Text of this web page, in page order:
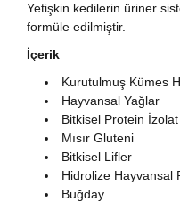
Yetişkin kedilerin üriner
formüle edilmiştir.
İçerik
Kurutulmuş Kümes
Hayvansal Yağlar
Bitkisel Protein İzolat
Mısır Gluteni
Bitkisel Lifler
Hidrolize Hayvansal
Buğday